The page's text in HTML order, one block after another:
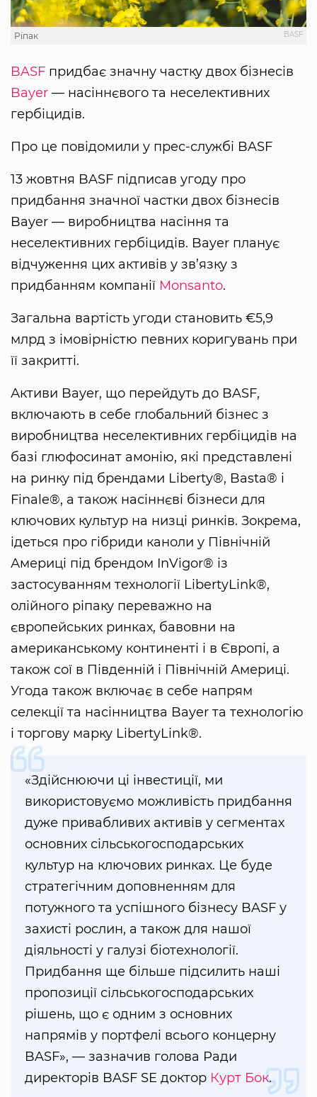
BASF
Ріпак
BASF придбає значну частку двох бізнесів
Bayer — насіннєвого та неселективних
гербіцидів.
Про це повідомили у прес-службі BASF
13 жовтня BASF підписав угоду про
придбання значної частки двох бізнесів
Bayer — виробництва насіння та
неселективних гербіцидів. Bayer планує
відчуження цих активів у зв’язку з
придбанням компанії Monsanto.
Загальна вартість угоди становить €5,9
млрд з імовірністю певних коригувань при
її закритті.
Активи Bayer, що перейдуть до BASF,
включають в себе глобальний бізнес з
виробництва неселективних гербіцидів на
базі глюфосинат амонію, які представлені
на ринку під брендами Liberty®, Basta® і
Finale®, а також насіннєві бізнеси для
ключових культур на низці ринків. Зокрема,
ідеться про гібриди каноли у Північній
Америці під брендом InVigor® із
застосуванням технології LibertyLink®,
олійного ріпаку переважно на
європейських ринках, бавовни на
американському континенті і в Європі, а
також сої в Південній і Північній Америці.
Угода також включає в себе напрям
селекції та насінництва Bayer та технологію
і торгову марку LibertyLink®.
«Здійснюючи ці інвестиції, ми
використовуємо можливість придбання
дуже привабливих активів у сегментах
основних сільськогосподарських
культур на ключових ринках. Це буде
стратегічним доповненням для
потужного та успішного бізнесу BASF у
захисті рослин, а також для нашої
діяльності у галузі біотехнології.
Придбання ще більше підсилить наші
пропозиції сільськогосподарських
рішень, що є одним з основних
напрямів у портфелі всього концерну
BASF», — зазначив голова Ради
директорів BASF SE доктор Курт Бок.